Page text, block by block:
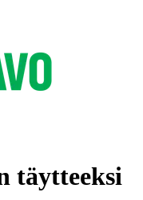
täytteeksi